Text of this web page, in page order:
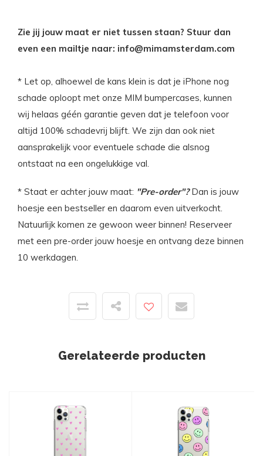
Zie jij jouw maat er niet tussen staan? Stuur dan
even een mailtje naar: info@mimamsterdam.com
* Let op, alhoewel de kans klein is dat je iPhone nog
schade oploopt met onze MIM bumpercases, kunnen
wij helaas géén garantie geven dat je telefoon voor
altijd 100% schadevrij blijft. We zijn dan ook niet
aansprakelijk voor eventuele schade die alsnog
ontstaat na een ongelukkige val.
* Staat er achter jouw maat: "Pre-order"?Dan is jouw
hoesje een bestseller en daarom even uitverkocht.
Natuurlijk komen ze gewoon weer binnen! Reserveer
met een pre-order jouw hoesje en ontvang deze binnen
10 werkdagen.
Gerelateerde producten